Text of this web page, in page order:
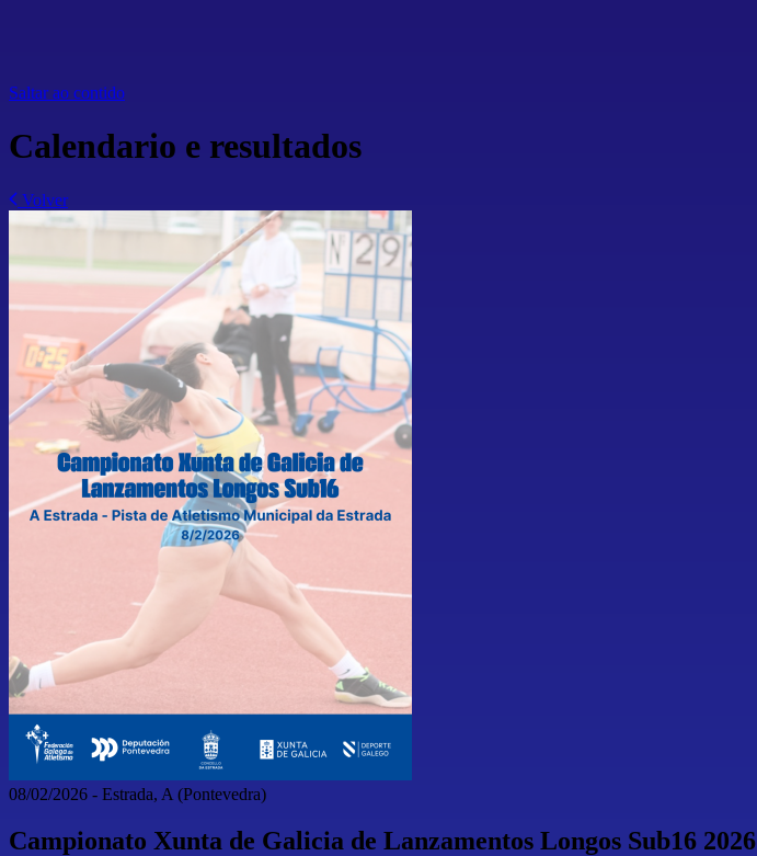
Saltar ao contido
Calendario e resultados
Volver
08/02/2026 - Estrada, A (Pontevedra)
Campionato Xunta de Galicia de Lanzamentos Longos Sub16 2026